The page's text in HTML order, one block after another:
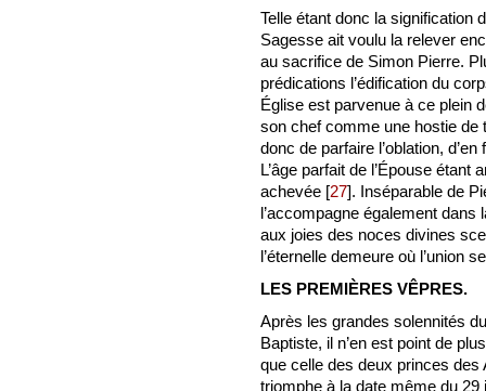
Telle étant donc la signification
Sagesse ait voulu la relever
au sacrifice de Simon Pierre.
prédications l’édification du
Église est parvenue à ce plein
son chef comme une hostie de
donc de parfaire l’oblation,
L’âge parfait de l’Épouse étant
achevée [27]. Inséparable de
l’accompagne également dans
aux joies des noces divines
l’éternelle demeure où l’union
LES PREMIÈRES VÊPRES.
Après les grandes solennités
Baptiste, il n’en est point de
que celle des deux princes des
triomphe à la date même du 29